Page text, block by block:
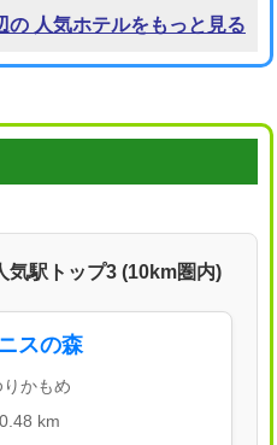
の 人気ホテルをもっと見る
気駅トップ3 (10km圏内)
スの森
かもめ
km